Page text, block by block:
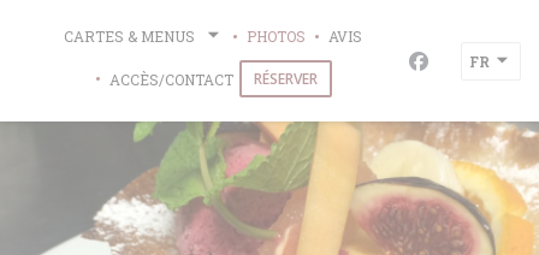
CARTES & MENUS PHOTOS AVIS
ACCÈS/CONTACT RÉSERVER Facebook
FR